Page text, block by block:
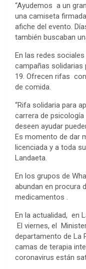
“Ayudemos a un
una camiseta
afiche del evento.
también buscaban
En las redes
campañas solidarias
19. Ofrecen rifas
de comida.
“Rifa solidaria para
carrera de
deseen ayudar
Es momento de dar
licenciada y a toda
Landaeta.
En los grupos de
abundan en procura
medicamentos .
En la actualidad, en
El viernes, el
departamento de La
camas de terapia
coronavirus están